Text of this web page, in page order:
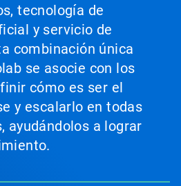
tecnología de
y servicio de
combinación única
se asocie con los
cómo es ser el
y escalarlo en todas
ayudándolos a lograr